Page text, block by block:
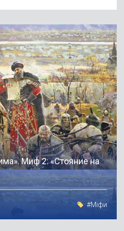
Миф 2: «Стояние на
#Міфи